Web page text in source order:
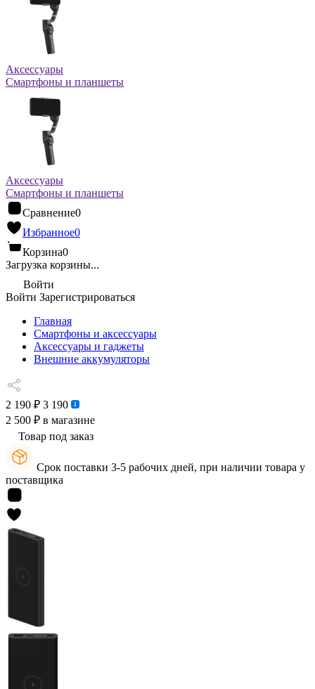
Аксессуары
Смартфоны и планшеты
Аксессуары
Смартфоны и планшеты
Сравнение0
Избранное0
Корзина0
Загрузка корзины...
Войти
Войти Зарегистрироваться
Главная
Смартфоны и аксессуары
Аксессуары и гаджеты
Внешние аккумуляторы
2 190 ₽ 3 190
2 500 ₽ в магазине
Товар под заказ
Срок поставки 3-5 рабочих дней, при наличии товара у
поставщика